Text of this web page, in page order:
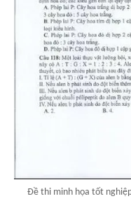
Đề thi minh họa tốt